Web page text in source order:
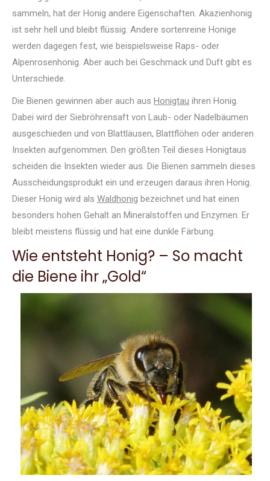
sammeln, hat der Honig andere Eigenschaften. Akazienhonig
ist sehr hell und bleibt flüssig. Andere sortenreine Honige
werden dagegen fest, wie beispielsweise Raps- oder
Alpenrosenhonig. Aber auch bei Geschmack und Duft gibt es
Unterschiede.
Die Bienen gewinnen aber auch aus Honigtau ihren Honig.
Dabei wird der Siebröhrensaft von Laub- oder Nadelbäumen
ausgeschieden und von Blattläusen, Blattflöhen oder anderen
Insekten aufgenommen. Den größten Teil dieses Honigtaus
scheiden die Insekten wieder aus. Die Bienen sammeln dieses
Ausscheidungsprodukt ein und erzeugen daraus ihren Honig.
Dieser Honig wird als Waldhonig bezeichnet und hat einen
besonders hohen Gehalt an Mineralstoffen und Enzymen. Er
bleibt meistens flüssig und hat eine dunkle Färbung.
Wie entsteht Honig? – So macht
die Biene ihr „Gold“